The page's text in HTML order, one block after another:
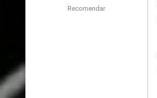
Recomendar